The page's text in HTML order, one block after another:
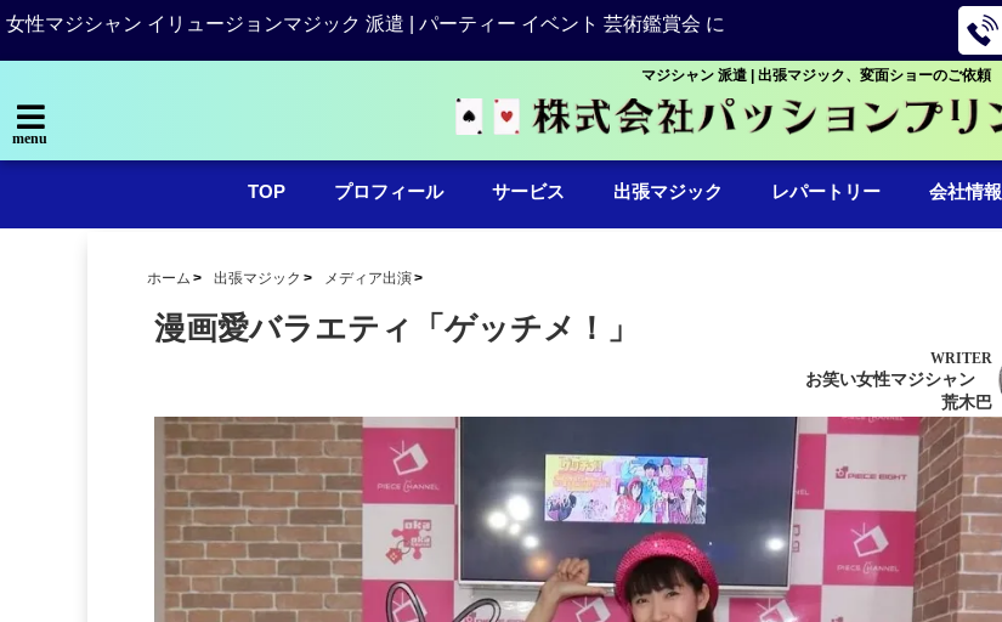
女性マジシャン イリュージョンマジック 派遣 | パーティー イベント 芸術鑑賞会 に
マジシャン 派遣 | 出張マジック、変面ショーのご依頼
menu
TOP プロフィール サービス 出張マジック レパートリー 会社情報
ホーム 出張マジック メディア出演
漫画愛バラエティ「ゲッチメ！」
WRITER
お笑い女性マジシャン
荒木巴